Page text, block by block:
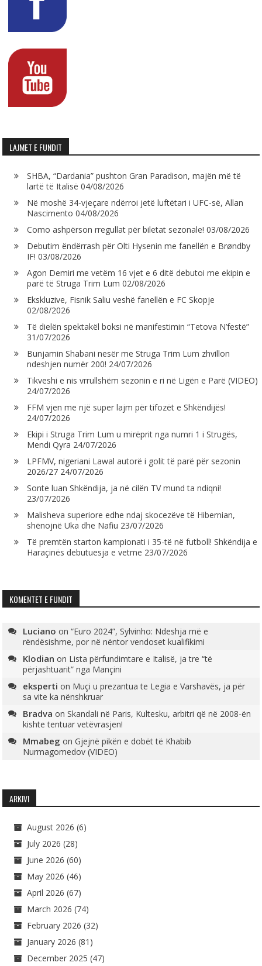
LAJMET E FUNDIT
SHBA, “Dardania” pushton Gran Paradison, majën më të
lartë të Italisë 04/08/2026
Në moshë 34-vjeçare ndërroi jetë luftëtari i UFC-së, Allan
Nascimento 04/08/2026
Como ashpërson rregullat për biletat sezonale! 03/08/2026
Debutim ëndërrash për Olti Hysenin me fanellën e Brøndby
IF! 03/08/2026
Agon Demiri me vetëm 16 vjet e 6 ditë debutoi me ekipin e
parë të Struga Trim Lum 02/08/2026
Ekskluzive, Fisnik Saliu veshë fanellën e FC Skopje
02/08/2026
Të dielën spektakël boksi në manifestimin “Tetova N’festë”
31/07/2026
Bunjamin Shabani nesër me Struga Trim Lum zhvillon
ndeshjen numër 200! 24/07/2026
Tikveshi e nis vrrullshëm sezonin e ri në Ligën e Parë (VIDEO)
24/07/2026
FFM vjen me një super lajm për tifozët e Shkëndijës!
24/07/2026
Ekipi i Struga Trim Lum u mirëprit nga numri 1 i Strugës,
Mendi Qyra 24/07/2026
LPFMV, nigeriani Lawal autorë i golit të parë për sezonin
2026/27 24/07/2026
Sonte luan Shkëndija, ja në cilën TV mund ta ndiqni!
23/07/2026
Malisheva superiore edhe ndaj skocezëve të Hibernian,
shënojnë Uka dhe Nafiu 23/07/2026
Të premtën starton kampionati i 35-të në futboll! Shkëndija e
Haraçinës debutuesja e vetme 23/07/2026
KOMENTET E FUNDIT
Luciano on“Euro 2024”, Sylvinho: Ndeshja më e
rëndësishme, por në nëntor vendoset kualifikimi
Klodian on Lista përfundimtare e Italisë, ja tre “të
përjashtuarit” nga Mançini
eksperti on Muçi u prezantua te Legia e Varshavës, ja për
sa vite ka nënshkruar
Bradva onSkandali në Paris, Kultesku, arbitri që në 2008-ën
kishte tentuar vetëvrasjen!
Mmabeg onGjejnë pikën e dobët të Khabib
Nurmagomedov (VIDEO)
ARKIVI
August 2026 (6)
July 2026 (28)
June 2026 (60)
May 2026 (46)
April 2026 (67)
March 2026 (74)
February 2026 (32)
January 2026 (81)
December 2025 (47)